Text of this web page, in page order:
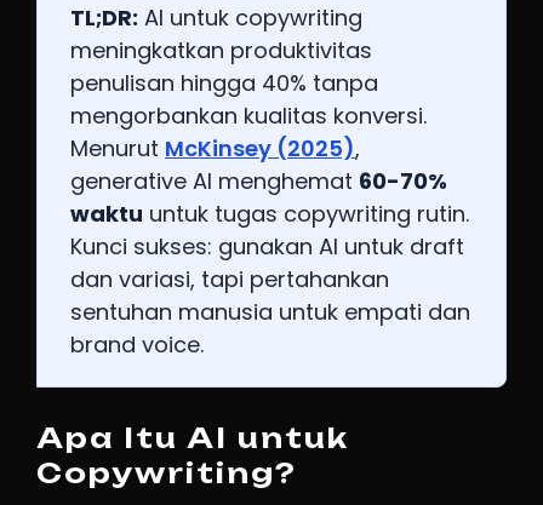
TL;DR: AI untuk copywriting
meningkatkan produktivitas
penulisan hingga 40% tanpa
mengorbankan kualitas konversi.
Menurut McKinsey (2025),
generative AI menghemat 60-70%
waktu untuk tugas copywriting rutin.
Kunci sukses: gunakan AI untuk draft
dan variasi, tapi pertahankan
sentuhan manusia untuk empati dan
brand voice.
Apa Itu AI untuk
Copywriting?